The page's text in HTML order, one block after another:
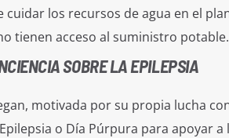
los recursos de agua en el
tienen acceso al suministro potable.
SOBRE LA EPILEPSIA
motivada por su propia lucha
o Día Púrpura para apoyar